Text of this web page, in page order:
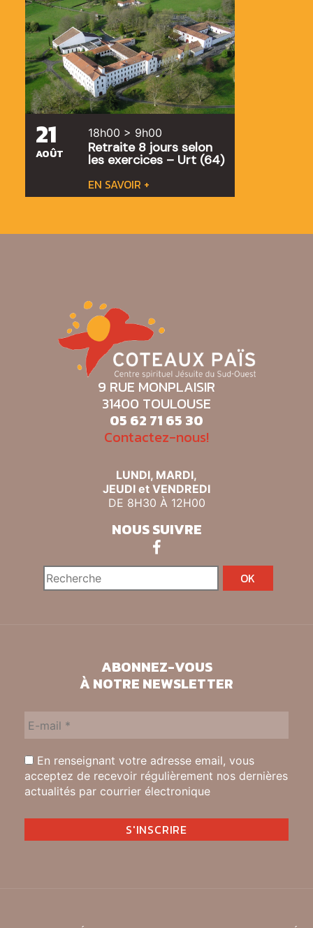
21
AOÛT
18h00 > 9h00
Retraite 8 jours selon
les exercices – Urt (64)
EN SAVOIR +
9 RUE MONPLAISIR
31400 TOULOUSE
05 62 71 65 30
Contactez-nous!
LUNDI, MARDI,
JEUDI et VENDREDI
DE 8H30 À 12H00
NOUS SUIVRE
ABONNEZ-VOUS
À NOTRE NEWSLETTER
En renseignant votre adresse email, vous
acceptez de recevoir régulièrement nos dernières
actualités par courrier électronique